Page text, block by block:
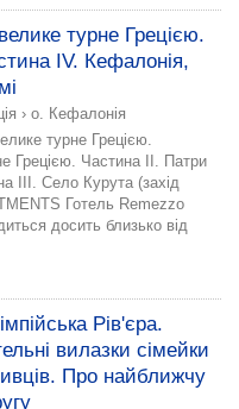
турне Грецією.
IV. Кефалонія,
› о. Кефалонія
турне Грецією.
Грецією. Частина ІІ. Патри
ІІІ. Село Курута (захід
Готель Remezzo
досить близько від
Рів'єра.
вилазки сімейки
Про найближчу